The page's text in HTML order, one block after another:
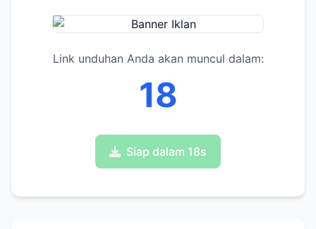
Link unduhan Anda akan muncul dalam:
17
Siap dalam 17s